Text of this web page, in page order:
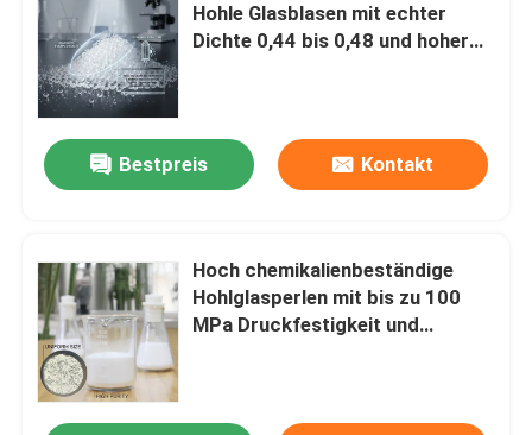
Hohle Glasblasen mit echter
Dichte 0,44 bis 0,48 und hoher
Bestpreis Kontakt
Hoch chemikalienbeständige
Hohlglasperlen mit bis zu 100
MPa Druckfestigkeit und